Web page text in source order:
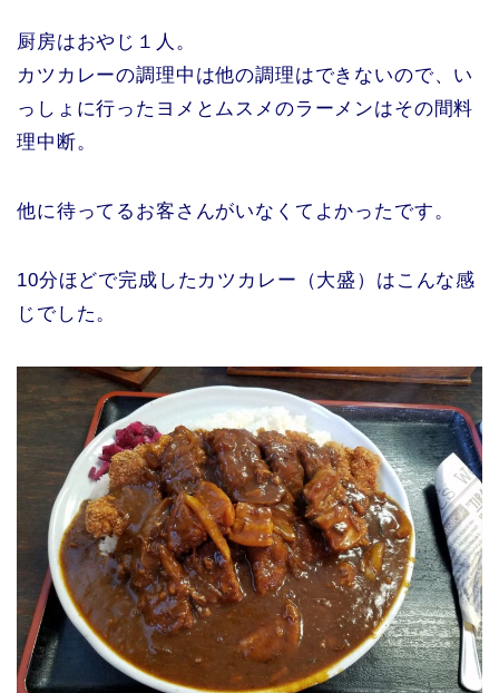
厨房はおやじ１人。
カツカレーの調理中は他の調理はできないので、い
っしょに行ったヨメとムスメのラーメンはその間料
理中断。
他に待ってるお客さんがいなくてよかったです。
10分ほどで完成したカツカレー（大盛）はこんな感
じでした。